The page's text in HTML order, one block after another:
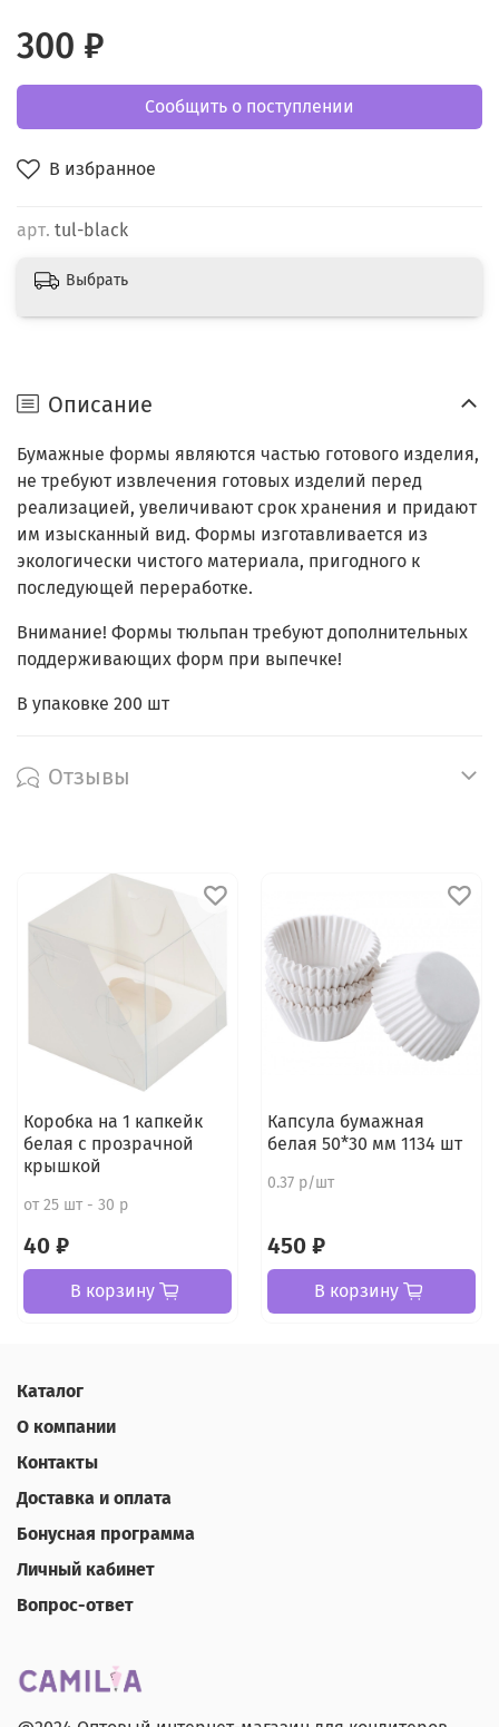
В избранное
арт. tul-black
300 ₽
Сообщить о поступлении
Выбрать
Описание
Бумажные формы являются частью готового изделия,
не требуют извлечения готовых изделий перед
реализацией, увеличивают срок хранения и придают
им изысканный вид. Формы изготавливается из
экологически чистого материала, пригодного к
последующей переработке.
Внимание! Формы тюльпан требуют дополнительных
поддерживающих форм при выпечке!
В упаковке 200 шт
Отзывы
Коробка на 1 капкейк
белая с прозрачной
крышкой
от 25 шт - 30 р
40 ₽
В корзину
Капсула бумажная
белая 50*30 мм 1134 шт
0.37 р/шт
450 ₽
В корзину
Каталог
О компании
Контакты
Доставка и оплата
Бонусная программа
Личный кабинет
Вопрос-ответ